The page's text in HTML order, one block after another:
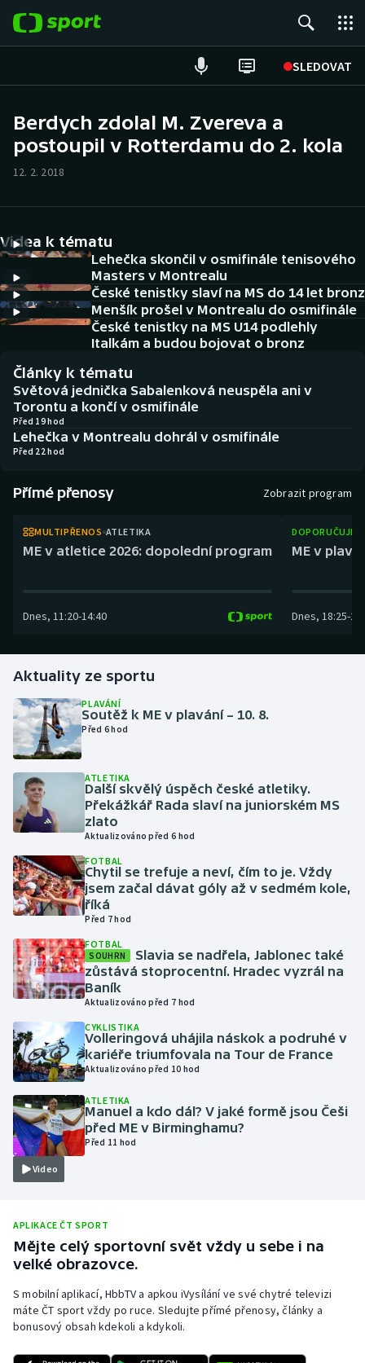
SLEDOVAT
Hokej
Cyklistika
DALŠÍ SPORTY
Americký fotbal
Baseball a softbal
Basketbal
Biatlon
Boby a skeleton
Box
Dostihy
Florbal
Golf
Házená
Judo
Krasobruslení
Lezení
Lyže a snowboard
Moderní pětiboj
Motorsport
Olympijské hry
Parasport
Plážový volejbal
Rychlobruslení
Rychlostní kanoistika
NEPŘEHLÉDNĚTE
Soutěže
Historické návraty
Aplikace ČT sport
AZ kvíz
Berdych zdolal M. Zvereva a
postoupil v Rotterdamu do 2. kola
12. 2. 2018
Videa k tématu
Lehečka skončil v osmifinále tenisového
Masters v Montrealu
České tenistky slaví na MS do 14 let bronz
Menšík prošel v Montrealu do osmifinále
České tenistky na MS U14 podlehly
Italkám a budou bojovat o bronz
Články k tématu
Světová jednička Sabalenková neuspěla ani v
Torontu a končí v osmifinále
Před 19 hod
Lehečka v Montrealu dohrál v osmifinále
Před 22 hod
Přímé přenosy Zobrazit program
MULTIPŘENOS ATLETIKA
ME v atletice 2026: dopolední program
Dnes, 11:20-14:40
ME v
Dnes, 18:25-
Aktuality ze sportu
PLAVÁNÍ
Soutěž k ME v plavání – 10. 8.
Před 6 hod
ATLETIKA
Další skvělý úspěch české atletiky.
Překážkář Rada slaví na juniorském MS
zlato
Aktualizováno před 6 hod
FOTBAL
Chytil se trefuje a neví, čím to je. Vždy
jsem začal dávat góly až v sedmém kole,
říká
Před 7 hod
FOTBAL
SOUHRN
Slavia se nadřela, Jablonec také
zůstává stoprocentní. Hradec vyzrál na
Baník
Aktualizováno před 7 hod
CYKLISTIKA
Volleringová uhájila náskok a podruhé v
kariéře triumfovala na Tour de France
Aktualizováno před 10 hod
Video
ATLETIKA
Manuel a kdo dál? V jaké formě jsou Češi
před ME v Birminghamu?
Před 11 hod
APLIKACE ČT SPORT
Mějte celý sportovní svět vždy u sebe i na
velké obrazovce.
S mobilní aplikací, HbbTV a apkou iVysílání ve své chytré televizi
máte ČT sport vždy po ruce. Sledujte přímé přenosy, články a
bonusový obsah kdekoli a kdykoli.